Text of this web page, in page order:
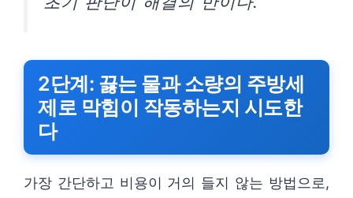
2단계: 끓는 물과 소량의 주방세
제로 막힘이 작동하는지 시도한
다
가장 간단하고 비용이 거의 들지 않는 방법으로,